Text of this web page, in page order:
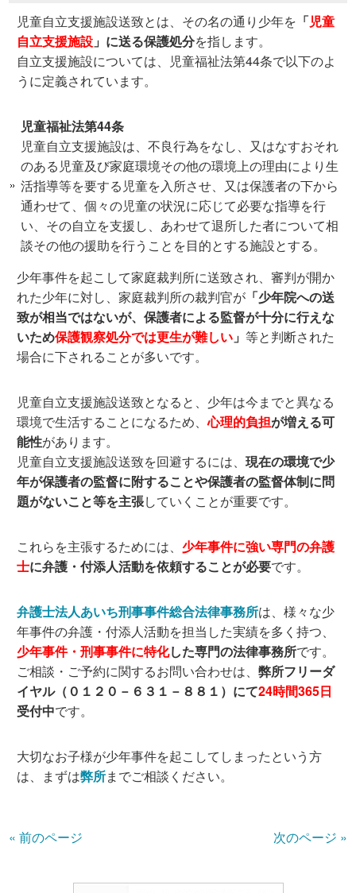
児童自立支援施設送致とは、その名の通り少年を 「児童
自立支援施設 」に送る保護処分を指します。
自立支援施設については、児童福祉法第44条で以下のよ
うに定義されています。
児童福祉法第44条
児童自立支援施設は、不良行為をなし、又はなすおそれ
のある児童及び家庭環境その他の環境上の理由により生
活指導等を要する児童を入所させ、又は保護者の下から
通わせて、個々の児童の状況に応じて必要な指導を行
い、その自立を支援し、あわせて退所した者について相
談その他の援助を行うことを目的とする施設とする。
少年事件を起こして家庭裁判所に送致され、審判が開か
れた少年に対し、家庭裁判所の裁判官が 「少年院への送
致が相当ではないが、保護者による監督が十分に行えな
いため保護観察処分では更生が難しい 」等と判断された
場合に下されることが多いです。
児童自立支援施設送致となると、少年は今までと異なる
環境で生活することになるため、心理的負担が増える可
能性があります。
児童自立支援施設送致を回避するには、現在の環境で少
年が保護者の監督に附することや保護者の監督体制に問
題がないこと等を主張していくことが重要です。
これらを主張するためには、少年事件に強い専門の弁護
士に弁護・付添人活動を依頼することが必要です。
弁護士法人あいち刑事事件総合法律事務所は、様々な少
年事件の弁護・付添人活動を担当した実績を多く持つ、
少年事件・刑事事件に特化した専門の法律事務所です。
ご相談・ご予約に関するお問い合わせは、弊所フリーダ
イヤル（０１２０－６３１－８８１）にて24時間365日
受付中です。
大切なお子様が少年事件を起こしてしまったという方
は、まずは弊所までご相談ください。
« 前のページ 次のページ »